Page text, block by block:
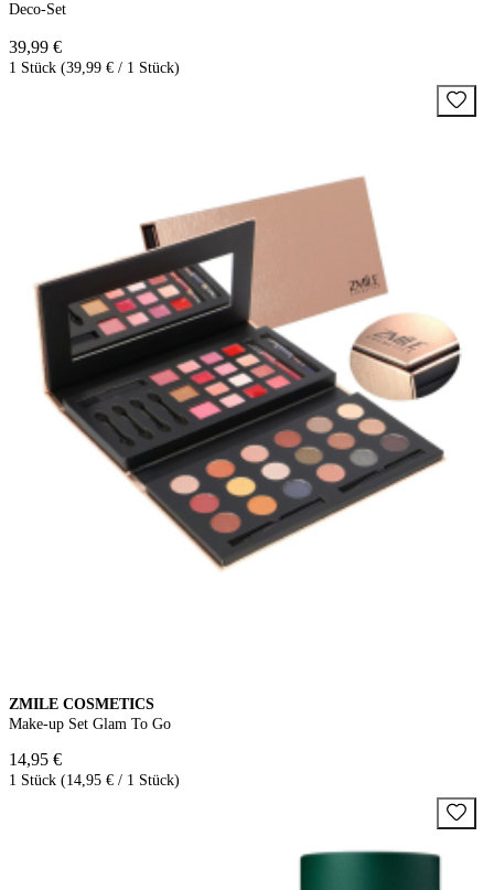
Deco-Set
39,99 €
1 Stück (39,99 € / 1 Stück)
ZMILE COSMETICS
Make-up Set Glam To Go
14,95 €
1 Stück (14,95 € / 1 Stück)